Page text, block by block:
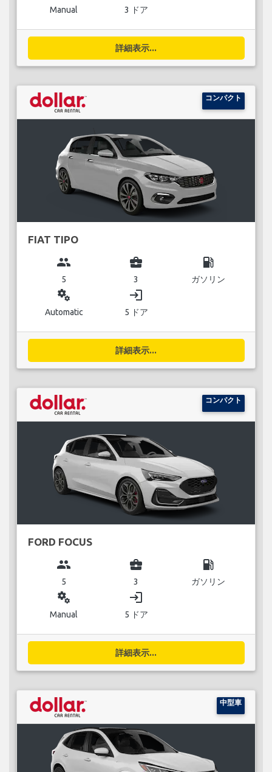
Manual 3 ドア
詳細表示...
コンパクト
FIAT TIPO
group
5
business_center
3
local_gas_station
ガソリン
miscellaneous_services
Automatic
login
5 ドア
詳細表示...
コンパクト
FORD FOCUS
group
5
business_center
3
local_gas_station
ガソリン
miscellaneous_services
Manual
login
5 ドア
詳細表示...
中型車